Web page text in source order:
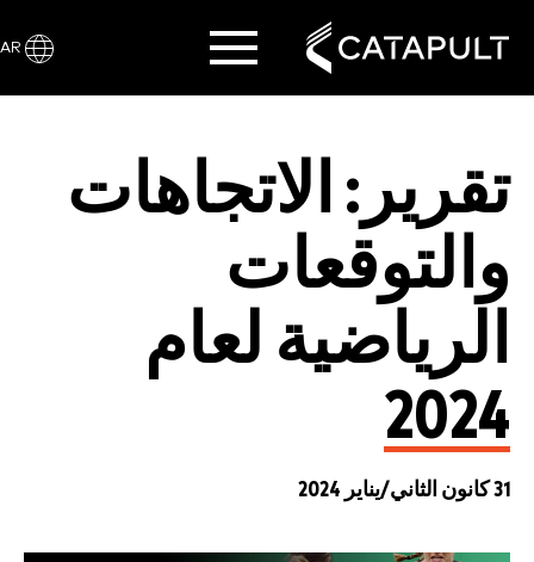
تقرير: الاتجاهات
والتوقعات
الرياضية لعام
2024
31 كانون الثاني/يناير 2024